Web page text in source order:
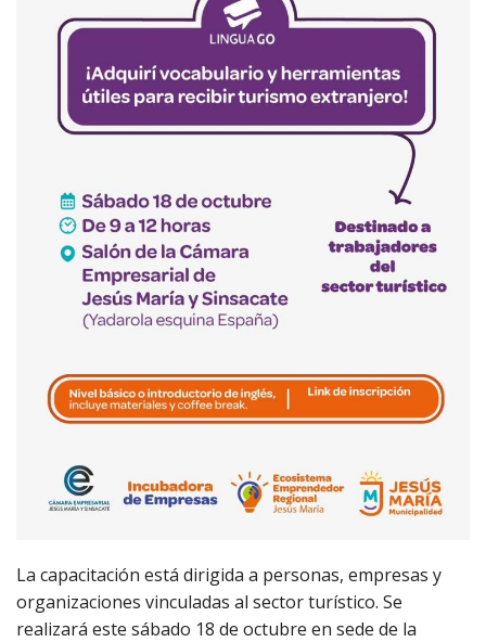
La capacitación está dirigida a personas, empresas y
organizaciones vinculadas al sector turístico. Se
realizará este sábado 18 de octubre en sede de la